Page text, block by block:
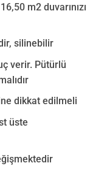
m2 duvarınızı
silinebilir
verir. Pütürlü
dikkat edilmeli
üste